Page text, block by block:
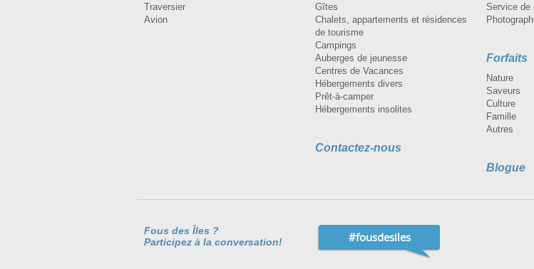
Traversier
Avion
Gîtes
Chalets, appartements et résidences
de tourisme
Campings
Auberges de jeunesse
Centres de Vacances
Hébergements divers
Prêt-à-camper
Hébergements insolites
Contactez-nous
Service de
Forfaits
Nature
Saveurs
Culture
Famille
Autres
Blogue
Fous des Îles ?
Participez à la conversation!
#fousdesiles